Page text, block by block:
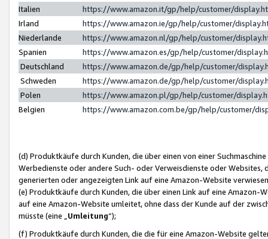
Italien
https://www.amazon.it/gp/help/customer/
Irland
https://www.amazon.ie/gp/help/customer/
Niederlande
https://www.amazon.nl/gp/help/customer/
Spanien
https://www.amazon.es/gp/help/customer/
Deutschland
https://www.amazon.de/gp/help/customer/
Schweden
https://www.amazon.de/gp/help/customer/
Polen
https://www.amazon.pl/gp/help/customer/
Belgien
https://www.amazon.com.be/gp/help/customer/
(d) Produktkäufe durch Kunden, die über einen von einer
Werbedienste oder andere Such- oder Verweisdienste oder Websites,
generierten oder angezeigten Link auf eine Amazon-Website
(e) Produktkäufe durch Kunden, die über einen Link auf eine
auf eine Amazon-Website umleitet, ohne dass der Kunde auf der
müsste (eine „ Umleitung“);
(f) Produktkäufe durch Kunden, die die für eine Amazon-Website